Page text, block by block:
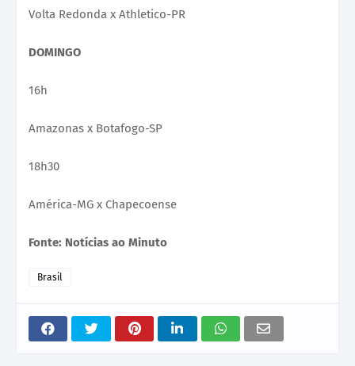
Volta Redonda x Athletico-PR
DOMINGO
16h
Amazonas x Botafogo-SP
18h30
América-MG x Chapecoense
Fonte: Notícias ao Minuto
Brasil